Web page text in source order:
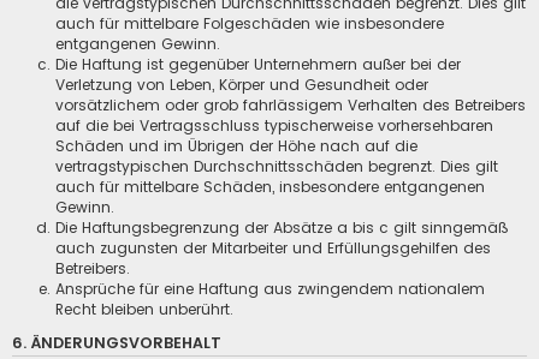
auch für mittelbare Folgeschäden wie insbesondere
entgangenen Gewinn.
Die Haftung ist gegenüber Unternehmern außer bei der
Verletzung von Leben, Körper und Gesundheit oder
vorsätzlichem oder grob fahrlässigem Verhalten des Betreibers
auf die bei Vertragsschluss typischerweise vorhersehbaren
Schäden und im Übrigen der Höhe nach auf die
vertragstypischen Durchschnittsschäden begrenzt. Dies gilt
auch für mittelbare Schäden, insbesondere entgangenen
Gewinn.
Die Haftungsbegrenzung der Absätze a bis c gilt sinngemäß
auch zugunsten der Mitarbeiter und Erfüllungsgehilfen des
Betreibers.
Ansprüche für eine Haftung aus zwingendem nationalem
Recht bleiben unberührt.
6. ÄNDERUNGSVORBEHALT